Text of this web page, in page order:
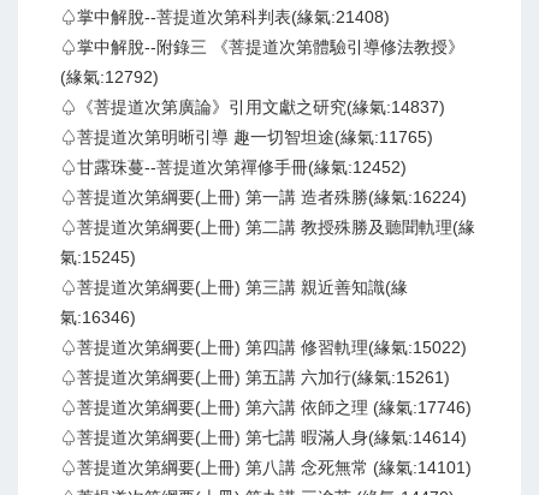
♤掌中解脫--菩提道次第科判表(緣氣:21408)
♤掌中解脫--附錄三 《菩提道次第體驗引導修法教授》
(緣氣:12792)
♤《菩提道次第廣論》引用文獻之研究(緣氣:14837)
♤菩提道次第明晰引導 趣一切智坦途(緣氣:11765)
♤甘露珠蔓--菩提道次第禪修手冊(緣氣:12452)
♤菩提道次第綱要(上冊) 第一講 造者殊勝(緣氣:16224)
♤菩提道次第綱要(上冊) 第二講 教授殊勝及聽聞軌理(緣
氣:15245)
♤菩提道次第綱要(上冊) 第三講 親近善知識(緣
氣:16346)
♤菩提道次第綱要(上冊) 第四講 修習軌理(緣氣:15022)
♤菩提道次第綱要(上冊) 第五講 六加行(緣氣:15261)
♤菩提道次第綱要(上冊) 第六講 依師之理 (緣氣:17746)
♤菩提道次第綱要(上冊) 第七講 暇滿人身(緣氣:14614)
♤菩提道次第綱要(上冊) 第八講 念死無常 (緣氣:14101)